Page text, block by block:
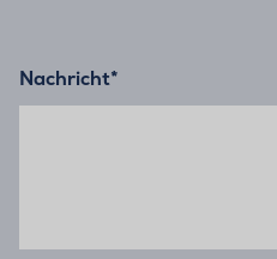
Nachricht*